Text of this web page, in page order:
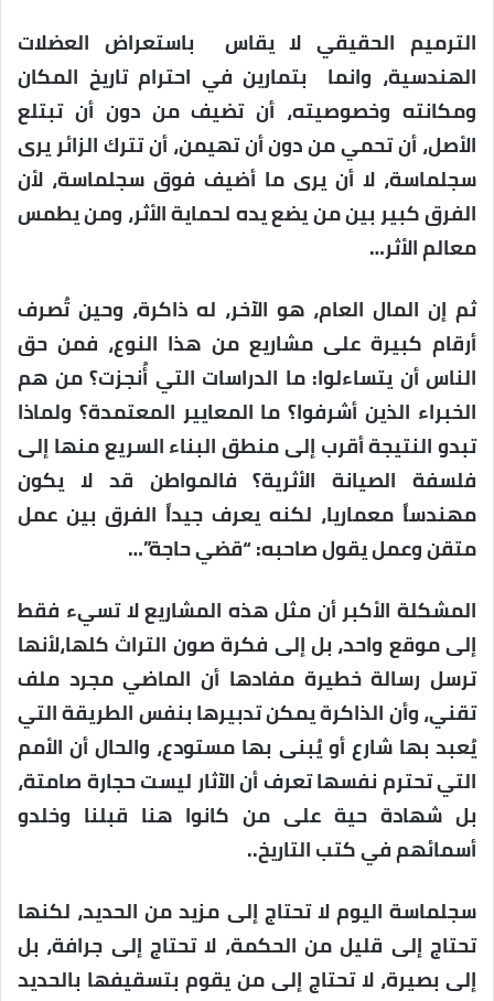
الترميم الحقيقي لا يقاس باستعراض العضلات
الهندسية، وانما بتمارين في احترام تاريخ المكان
ومكانته وخصوصيته، أن تضيف من دون أن تبتلع
الأصل، أن تحمي من دون أن تهيمن، أن تترك الزائر يرى
سجلماسة، لا أن يرى ما أضيف فوق سجلماسة، لأن
الفرق كبير بين من يضع يده لحماية الأثر، ومن يطمس
معالم الأثر…
ثم إن المال العام، هو الآخر، له ذاكرة، وحين تُصرف
أرقام كبيرة على مشاريع من هذا النوع، فمن حق
الناس أن يتساءلوا: ما الدراسات التي أُنجزت؟ من هم
الخبراء الذين أشرفوا؟ ما المعايير المعتمدة؟ ولماذا
تبدو النتيجة أقرب إلى منطق البناء السريع منها إلى
فلسفة الصيانة الأثرية؟ فالمواطن قد لا يكون
مهندساً معماريا، لكنه يعرف جيداً الفرق بين عمل
متقن وعمل يقول صاحبه: “قضي حاجة”…
المشكلة الأكبر أن مثل هذه المشاريع لا تسيء فقط
إلى موقع واحد، بل إلى فكرة صون التراث كلها،لأنها
ترسل رسالة خطيرة مفادها أن الماضي مجرد ملف
تقني، وأن الذاكرة يمكن تدبيرها بنفس الطريقة التي
يُعبد بها شارع أو يُبنى بها مستودع، والحال أن الأمم
التي تحترم نفسها تعرف أن الآثار ليست حجارة صامتة،
بل شهادة حية على من كانوا هنا قبلنا وخلدو
أسمائهم في كتب التاريخ..
سجلماسة اليوم لا تحتاج إلى مزيد من الحديد، لكنها
تحتاج إلى قليل من الحكمة، لا تحتاج إلى جرافة، بل
إلى بصيرة، لا تحتاج إلى من يقوم بتسقيفها بالحديد